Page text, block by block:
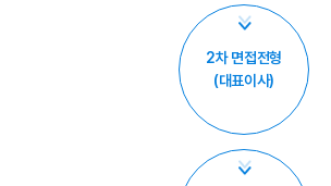
2차 면접전형
(대표이사)